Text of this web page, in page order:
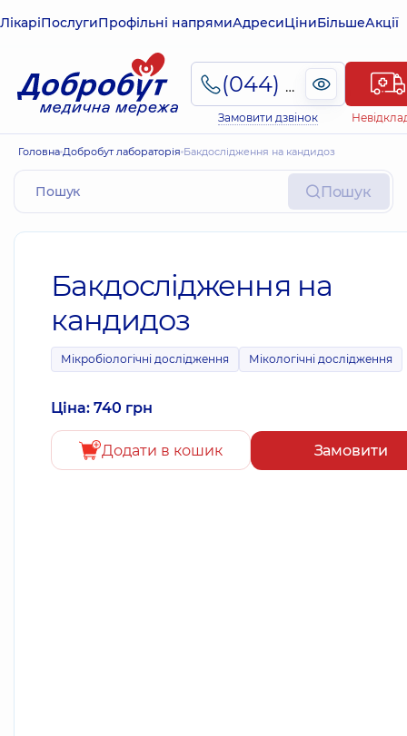
ЛікаріПослугиПрофільні напрямиАдресиЦіниБільшеАкції
(044) 495-2-888
Замовити дзвінок
Головна Добробут лабораторія Бакдослідження на кандидоз
Пошук
Бакдослідження на
кандидоз
Мікробіологічні дослідження Мікологічні дослідження
Ціна: 740 грн
Додати в кошик Замовити